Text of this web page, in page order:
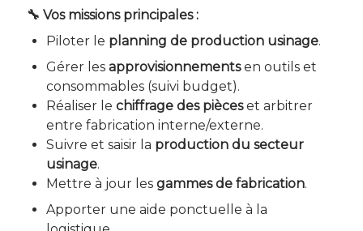
🔧 Vos missions principales :
Piloter le planning de production usinage.
Gérer les approvisionnementsen outils et
consommables (suivi budget).
Réaliser le chiffrage des pièceset arbitrer
entre fabrication interne/externe.
Suivre et saisir la production du secteur
usinage.
Mettre à jour les gammes de fabrication.
Apporter une aide ponctuelle à la